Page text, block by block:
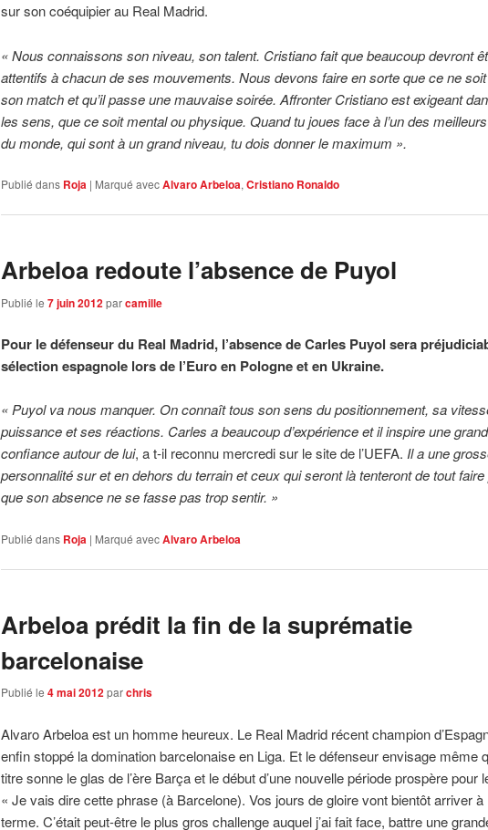
sur son coéquipier au Real Madrid.
« Nous connaissons son niveau, son talent. Cristiano fait que beaucoup devront
attentifs à chacun de ses mouvements. Nous devons faire en sorte que ce ne
son match et qu’il passe une mauvaise soirée. Affronter Cristiano est exigeant
les sens, que ce soit mental ou physique. Quand tu joues face à l’un des
du monde, qui sont à un grand niveau, tu dois donner le maximum ».
Publié dans Roja | Marqué avec Alvaro Arbeloa,Cristiano Ronaldo
Arbeloa redoute l’absence de Puyol
Publié le7 juin 2012 parcamille
Pour le défenseur du Real Madrid, l’absence de Carles Puyol sera
sélection espagnole lors de l’Euro en Pologne et en Ukraine.
« Puyol va nous manquer. On connaît tous son sens du positionnement, sa
puissance et ses réactions. Carles a beaucoup d’expérience et il inspire une
confiance autour de lui, a t-il reconnu mercredi sur le site de l’UEFA.Il a une
personnalité sur et en dehors du terrain et ceux qui seront là tenteront de tout
que son absence ne se fasse pas trop sentir. »
Publié dans Roja | Marqué avec Alvaro Arbeloa
Arbeloa prédit la fin de la suprématie
barcelonaise
Publié le4 mai 2012 parchris
Alvaro Arbeloa est un homme heureux. Le Real Madrid récent champion
enfin stoppé la domination barcelonaise en Liga. Et le défenseur envisage même
titre sonne le glas de l’ère Barça et le début d’une nouvelle période prospère pour
« Je vais dire cette phrase (à Barcelone). Vos jours de gloire vont bientôt arriver à
terme. C’était peut-être le plus gros challenge auquel j’ai fait face, battre une